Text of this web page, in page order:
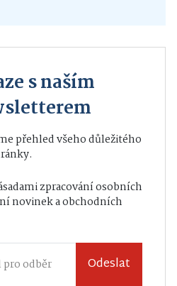
s naším
přehled všeho důležitého
novinek a obchodních